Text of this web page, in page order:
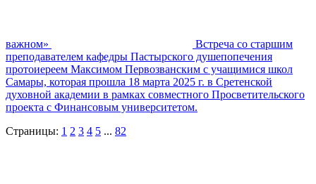
важном»
Встреча со старшим
преподавателем кафедры Пастырского душепопечения
протоиереем Максимом Первозванским с учащимися школ
Самары, которая прошла 18 марта 2025 г. в Сретенской
духовной академии в рамках совместного Просветительского
проекта с Финансовым университетом.
Страницы: 1 2 3 4 5 ... 82